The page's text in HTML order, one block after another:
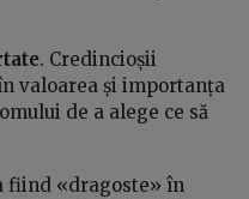
. Credincioșii
valoarea și importanța
de a alege ce să
fiind «dragoste» în